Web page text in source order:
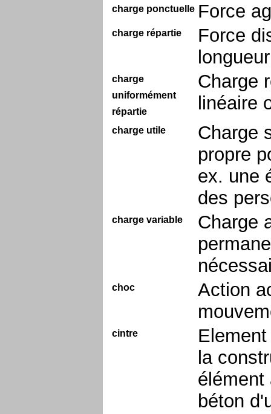
charge ponctuelle Force
charge répartie
Force
charge
uniformément
répartie
Charge
linéaire
charge utile
Charge
propre
ex. une
des
charge variable
Charge
choc
Action
cintre
la
élément
béton